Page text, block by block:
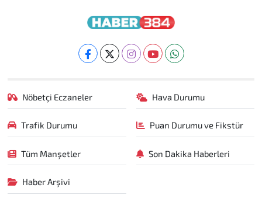
Nöbetçi Eczaneler Hava Durumu
Trafik Durumu Puan Durumu ve Fikstür
Tüm Manşetler Son Dakika Haberleri
Haber Arşivi